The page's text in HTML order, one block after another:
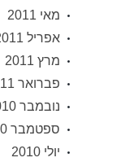
מאי 2011
אפריל 2011
מרץ 2011
פברואר 2011
נובמבר 2010
ספטמבר 2010
יולי 2010